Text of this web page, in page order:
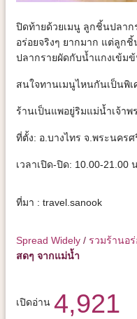
ปิดท้ายด้วยเมนู ลูกชิ้นปลาก
อร่อยจริงๆ ยากมาก แต่ลูก
ปลากรายผัดกับน้ำแกงเข้ม
สนใจทานเมนูไหนกันเป็นพิ
ร้านเป็นแพอยู่ริมแม่น้ำเจ้าพ
ที่ตั้ง: อ.บางไทร จ.พระนคร
เวลาเปิด-ปิด: 10.00-21.00
ที่มา : travel.sanook
Spread Widely / รวมร้านอ
สดๆ จากแม่น้ำ
เปิดอ่าน 4,921